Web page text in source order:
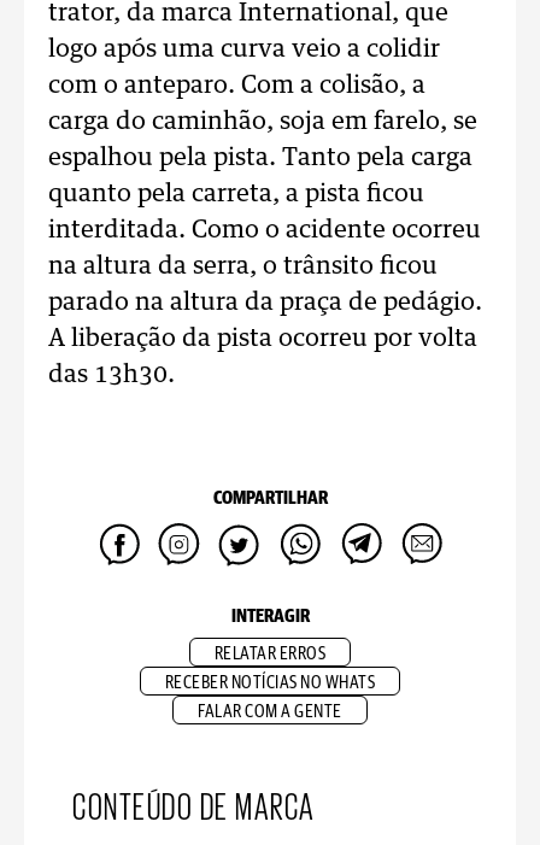
trator, da marca International, que
logo após uma curva veio a colidir
com o anteparo. Com a colisão, a
carga do caminhão, soja em farelo, se
espalhou pela pista. Tanto pela carga
quanto pela carreta, a pista ficou
interditada. Como o acidente ocorreu
na altura da serra, o trânsito ficou
parado na altura da praça de pedágio.
A liberação da pista ocorreu por volta
das 13h30.
COMPARTILHAR
INTERAGIR
RELATAR ERROS
RECEBER NOTÍCIAS NO WHATS
FALAR COM A GENTE
CONTEÚDO DE MARCA